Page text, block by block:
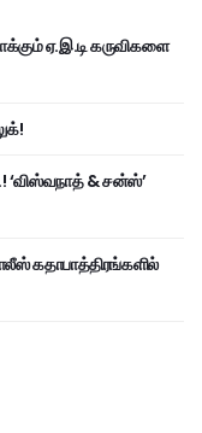
ஏ.இ.டி கருவிகளை
‘விஸ்வநாத் & சன்ஸ்’
கதாபாத்திரங்களில்